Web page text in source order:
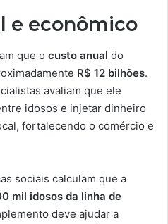
e econômico
que o custo anual do
R$ 12 bilhões.
avaliam que ele
idosos e injetar dinheiro
fortalecendo o comércio e
sociais calculam que a
mil idosos da linha de
deve ajudar a